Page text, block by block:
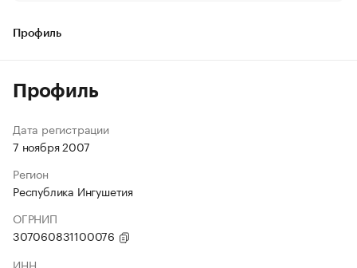
Профиль
Профиль
Дата регистрации
7 ноября 2007
Регион
Республика Ингушетия
ОГРНИП
307060831100076
ИНН